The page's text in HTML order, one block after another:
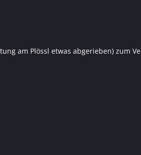
am Plössl etwas abgerieben) zum